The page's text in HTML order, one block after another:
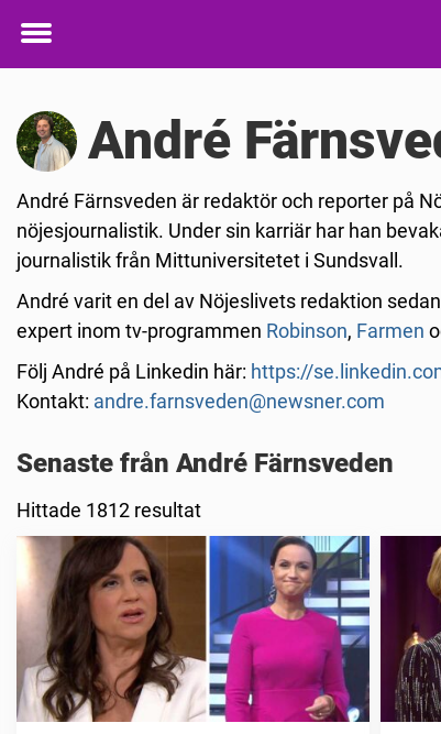
Toggle
André
André Färnsveden är redaktör och reporter på
nöjesjournalistik. Under sin karriär har han
journalistik från Mittuniversitetet i Sundsvall.
André varit en del av Nöjeslivets redaktion
expert inom tv-programmen Robinson, Farmen
Följ André på Linkedin här: https://
Kontakt: andre.farnsveden@newsner.com
Senaste från André Färnsveden
Hittade 1812 resultat